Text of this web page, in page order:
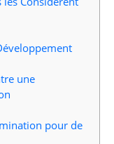
une
pour de